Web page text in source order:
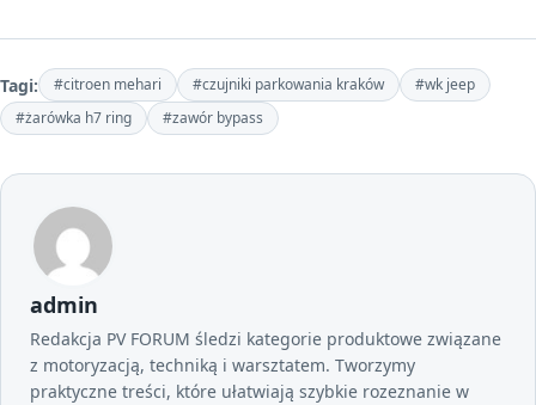
Tagi: #citroen mehari #czujniki parkowania kraków
#wk jeep
#żarówka h7 ring
#zawór bypass
admin
Redakcja PV FORUM śledzi kategorie produktowe związane
z motoryzacją, techniką i warsztatem. Tworzymy
praktyczne treści, które ułatwiają szybkie rozeznanie w